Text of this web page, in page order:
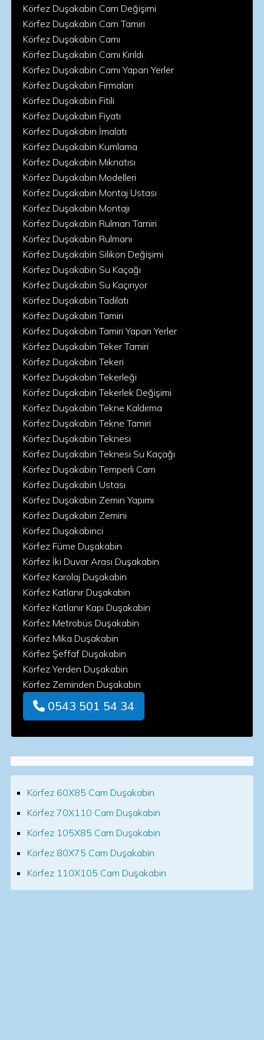
Körfez Duşakabin Cam Değişimi
Körfez Duşakabin Cam Tamiri
Körfez Duşakabin Camı
Körfez Duşakabin Camı Kırıldı
Körfez Duşakabin Camı Yapan Yerler
Körfez Duşakabin Firmaları
Körfez Duşakabin Fitili
Körfez Duşakabin Fiyatı
Körfez Duşakabin İmalatı
Körfez Duşakabin Kumlama
Körfez Duşakabin Mıknatısı
Körfez Duşakabin Modelleri
Körfez Duşakabin Montaj Ustası
Körfez Duşakabin Montajı
Körfez Duşakabin Rulman Tamiri
Körfez Duşakabin Rulmanı
Körfez Duşakabin Silikon Değişimi
Körfez Duşakabin Su Kaçağı
Körfez Duşakabin Su Kaçırıyor
Körfez Duşakabin Tadilatı
Körfez Duşakabin Tamiri
Körfez Duşakabin Tamiri Yapan Yerler
Körfez Duşakabin Teker Tamiri
Körfez Duşakabin Tekeri
Körfez Duşakabin Tekerleği
Körfez Duşakabin Tekerlek Değişimi
Körfez Duşakabin Tekne Kaldırma
Körfez Duşakabin Tekne Tamiri
Körfez Duşakabin Teknesi
Körfez Duşakabin Teknesi Su Kaçağı
Körfez Duşakabin Temperli Cam
Körfez Duşakabin Ustası
Körfez Duşakabin Zemin Yapımı
Körfez Duşakabin Zemini
Körfez Duşakabinci
Körfez Füme Duşakabin
Körfez İki Duvar Arası Duşakabin
Körfez Karolaj Duşakabin
Körfez Katlanır Duşakabin
Körfez Katlanır Kapı Duşakabin
Körfez Metrobüs Duşakabin
Körfez Mika Duşakabin
Körfez Şeffaf Duşakabin
Körfez Yerden Duşakabin
Körfez Zeminden Duşakabin
0543 501 54 34
Körfez 60X85 Cam Duşakabin
Körfez 70X110 Cam Duşakabin
Körfez 105X85 Cam Duşakabin
Körfez 80X75 Cam Duşakabin
Körfez 110X105 Cam Duşakabin